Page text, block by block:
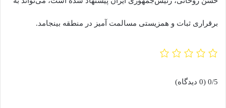
برقراری ثبات و همزیستی مسالمت آمیز در منطقه بینجامد.
0/5 (0 دیدگاه)